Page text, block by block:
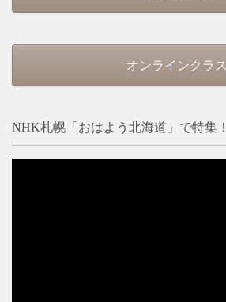
オンラインクラス
NHK札幌「おはよう北海道」で特集！